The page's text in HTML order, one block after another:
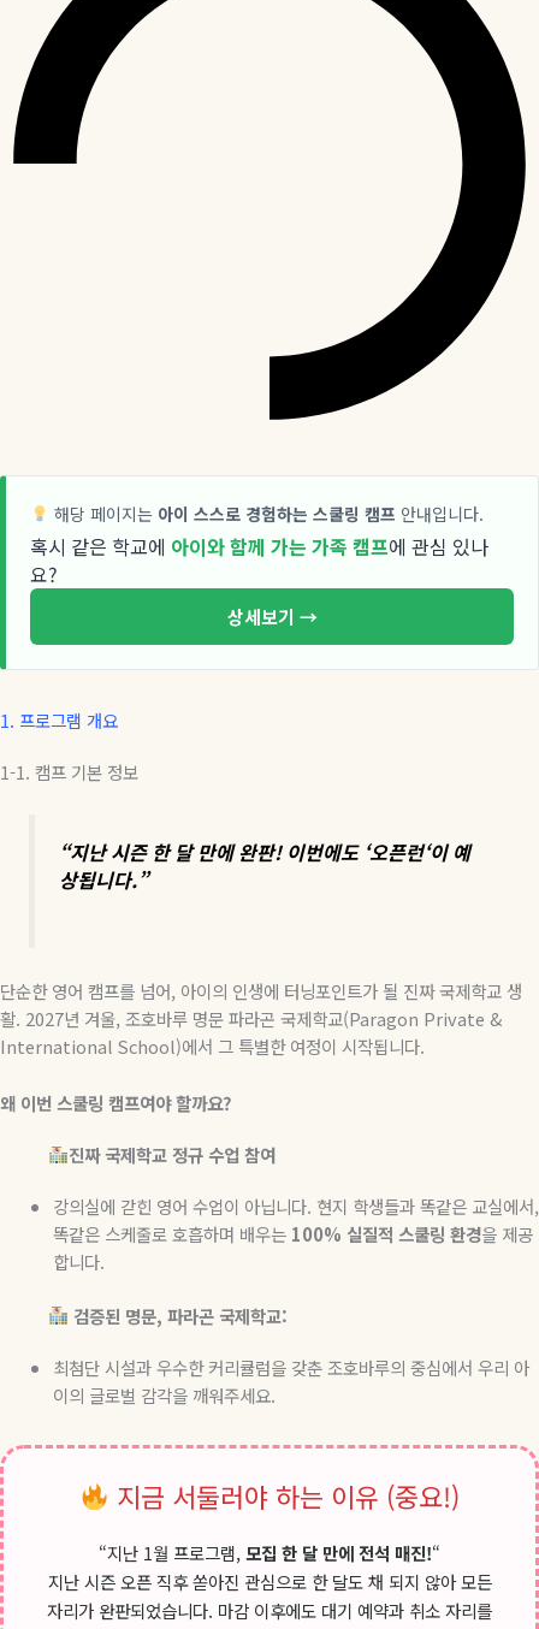
해당 페이지는 아이 스스로 경험하는 스쿨링 캠프 안내입니다.
혹시 같은 학교에 아이와 함께 가는 가족 캠프에 관심 있나
요?
상세보기 →
1. 프로그램 개요
1-1. 캠프 기본 정보
“지난 시즌 한 달 만에 완판! 이번에도‘오픈런‘이 예
상됩니다.”
단순한 영어 캠프를 넘어, 아이의 인생에 터닝포인트가 될 진짜국제학교 생
활. 2027년 겨울, 조호바루 명문파라곤 국제학교(Paragon Private &
International School)에서 그 특별한 여정이 시작됩니다.
왜 이번 스쿨링 캠프여야할까요?
진짜 국제학교 정규 수업 참여
강의실에 갇힌 영어 수업이 아닙니다. 현지 학생들과 똑같은 교실에서,
똑같은 스케줄로 호흡하며 배우는 100% 실질적 스쿨링 환경을 제공
합니다.
검증된 명문, 파라곤 국제학교:
최첨단 시설과 우수한 커리큘럼을 갖춘 조호바루의 중심에서 우리 아
이의 글로벌 감각을 깨워주세요.
지금 서둘러야 하는 이유 (중요!)
“지난 1월 프로그램, 모집 한 달 만에 전석 매진!“
지난 시즌 오픈 직후 쏟아진 관심으로 한 달도 채 되지 않아 모든
자리가 완판되었습니다. 마감 이후에도 대기 예약과 취소 자리를